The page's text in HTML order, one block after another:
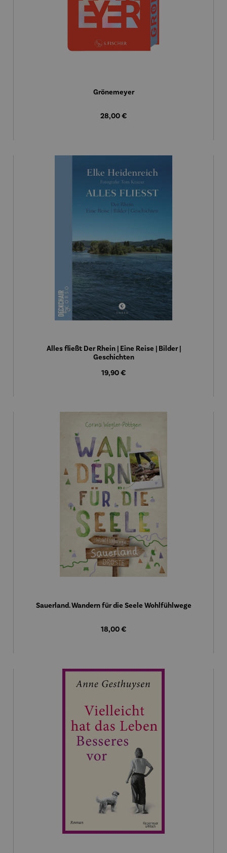
Grönemeyer
Regulärer Preis:
28,00 €
Alles fließt Der Rhein | Eine Reise | Bilder |
Geschichten
Regulärer Preis:
19,90 €
Sauerland. Wandern für die Seele Wohlfühlwege
Regulärer Preis:
18,00 €